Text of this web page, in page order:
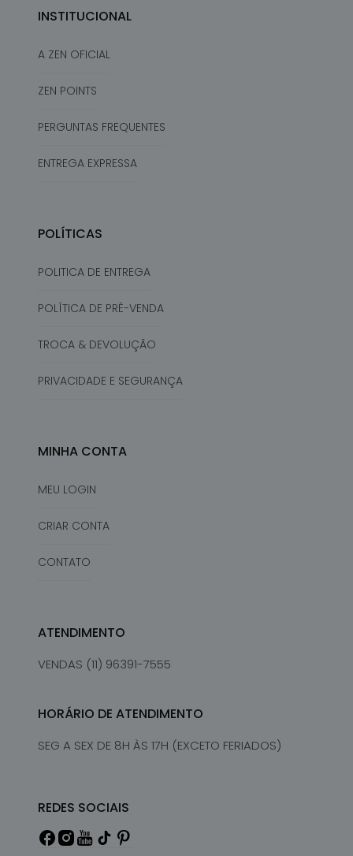
INSTITUCIONAL
A ZEN OFICIAL
ZEN POINTS
PERGUNTAS FREQUENTES
ENTREGA EXPRESSA
POLÍTICAS
POLITICA DE ENTREGA
POLÍTICA DE PRÉ-VENDA
TROCA & DEVOLUÇÃO
PRIVACIDADE E SEGURANÇA
MINHA CONTA
MEU LOGIN
CRIAR CONTA
CONTATO
ATENDIMENTO
VENDAS (11) 96391-7555
HORÁRIO DE ATENDIMENTO
SEG A SEX DE 8H ÀS 17H (EXCETO FERIADOS)
REDES SOCIAIS